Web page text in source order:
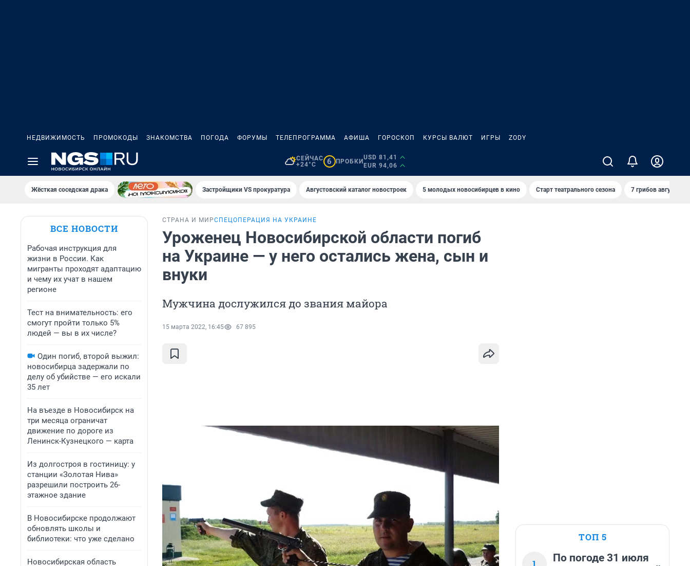
НЕДВИЖИМОСТЬ ПРОМОКОДЫ ЗНАКОМСТВА ПОГОДА ФОРУМЫ ТЕЛЕПРОГРАММА АФИША ГОРОСКОП КУРСЫ ВАЛЮТ ИГРЫ ZODY
СЕЙЧАС
+24°C
6 ПРОБКИ
USD 81,41
EUR 94,06
Жёсткая соседская драка Застройщики VS прокуратура Августовский каталог новостроек 5 молодых новосибирцев в кино Старт театрального сезона 7 грибов августа
ВСЕ НОВОСТИ
Рабочая инструкция для
жизни в России. Как
мигранты проходят адаптацию
и чему их учат в нашем
регионе
Тест на внимательность: его
смогут пройти только 5%
людей — вы в их числе?
Один погиб, второй выжил:
новосибирца задержали по
делу об убийстве — его искали
35 лет
На въезде в Новосибирск на
три месяца ограничат
движение по дороге из
Ленинск-Кузнецкого — карта
Из долгостроя в гостиницу: у
станции «Золотая Нива»
разрешили построить 26-
этажное здание
В Новосибирске продолжают
обновлять школы и
библиотеки: что уже сделано
Новосибирская область
СТРАНА И МИРСПЕЦОПЕРАЦИЯ НА УКРАИНЕ
Уроженец Новосибирской области погиб
на Украине — у него остались жена, сын и
внуки
Мужчина дослужился до звания майора
15 марта 2022, 16:45 67 895
ТОП 5
По погоде 31 июля